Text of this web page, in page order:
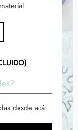
desde acá: